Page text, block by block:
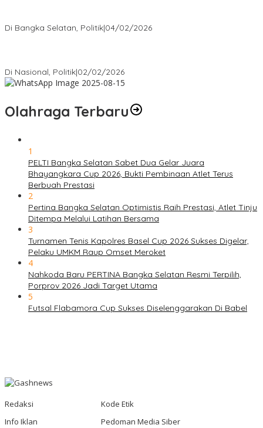
Di Bangka Selatan, Politik|04/02/2026
Di Nasional, Politik|02/02/2026
Olahraga Terbaru
1
PELTI Bangka Selatan Sabet Dua Gelar Juara
Bhayangkara Cup 2026, Bukti Pembinaan Atlet Terus
Berbuah Prestasi
2
Pertina Bangka Selatan Optimistis Raih Prestasi, Atlet Tinju
Ditempa Melalui Latihan Bersama
3
Turnamen Tenis Kapolres Basel Cup 2026 Sukses Digelar,
Pelaku UMKM Raup Omset Meroket
4
Nahkoda Baru PERTINA Bangka Selatan Resmi Terpilih,
Porprov 2026 Jadi Target Utama
5
Futsal Flabamora Cup Sukses Diselenggarakan Di Babel
Redaksi
Kode Etik
Info Iklan
Pedoman Media Siber